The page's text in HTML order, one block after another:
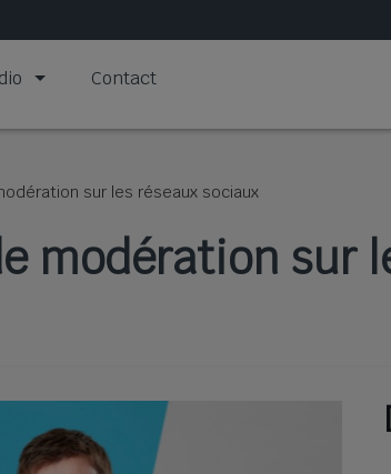
Contact
sur les réseaux sociaux
modération sur